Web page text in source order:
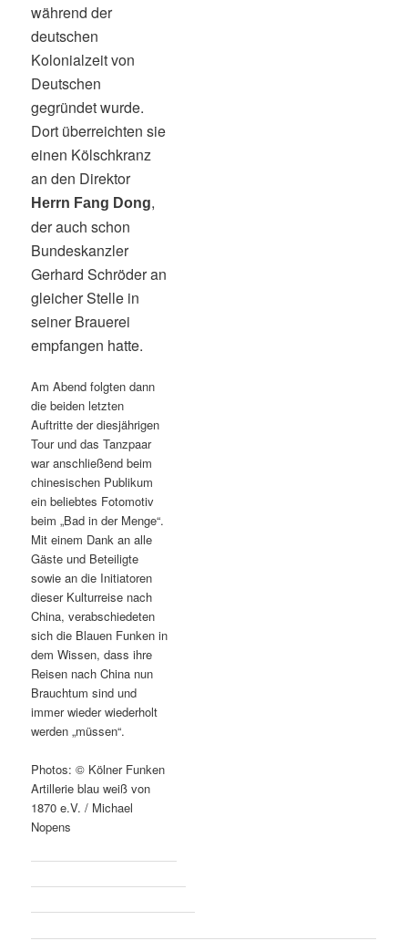
während der
deutschen
Kolonialzeit von
Deutschen
gegründet wurde.
Dort überreichten sie
einen Kölschkranz
an den Direktor
Herrn Fang Dong,
der auch schon
Bundeskanzler
Gerhard Schröder an
gleicher Stelle in
seiner Brauerei
empfangen hatte.
Am Abend folgten dann
die beiden letzten
Auftritte der diesjährigen
Tour und das Tanzpaar
war anschließend beim
chinesischen Publikum
ein beliebtes Fotomotiv
beim „Bad in der Menge“.
Mit einem Dank an alle
Gäste und Beteiligte
sowie an die Initiatoren
dieser Kulturreise nach
China, verabschiedeten
sich die Blauen Funken in
dem Wissen, dass ihre
Reisen nach China nun
Brauchtum sind und
immer wieder wiederholt
werden „müssen“.
Photos: © Kölner Funken
Artillerie blau weiß von
1870 e.V. / Michael
Nopens